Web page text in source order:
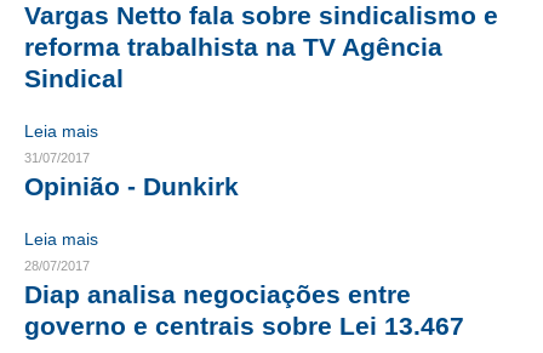
NÚCLEO DA MULHER ENGENHEIRA
JURÍDICO
CONSULTORIA
ACORDOS, CONVENÇÕES E DISSÍDIOS
CONTRIBUIÇÕES
Vargas Netto fala sobre sindicalismo e
reforma trabalhista na TV Agência
Sindical
Leia mais
31/07/2017
Opinião - Dunkirk
Leia mais
28/07/2017
Diap analisa negociações entre
governo e centrais sobre Lei 13.467